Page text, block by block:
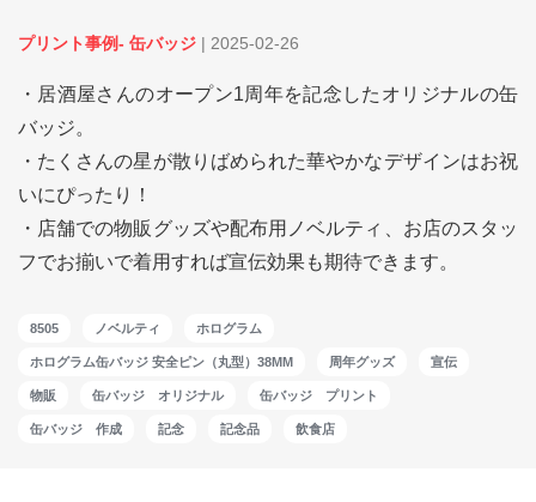
プリント事例- 缶バッジ | 2025-02-26
・居酒屋さんのオープン1周年を記念したオリジナルの缶
バッジ。
・たくさんの星が散りばめられた華やかなデザインはお祝
いにぴったり！
・店舗での物販グッズや配布用ノベルティ、お店のスタッ
フでお揃いで着用すれば宣伝効果も期待できます。
8505 ノベルティ ホログラム
ホログラム缶バッジ 安全ピン（丸型）38MM 周年グッズ 宣伝
物販 缶バッジ オリジナル 缶バッジ プリント
缶バッジ 作成 記念 記念品 飲食店